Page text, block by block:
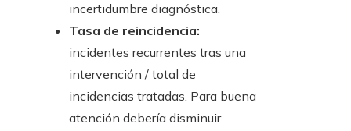
incertidumbre diagnóstica.
Tasa de reincidencia:
incidentes recurrentes tras una
intervención / total de
incidencias tratadas. Para buena
atención debería disminuir